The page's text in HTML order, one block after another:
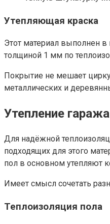
Утепляющая краска
Этот материал выполнен
толщиной 1 мм по
Покрытие не мешает
металлических и
Утепление
Для надёжной
подходящих для этого
пол в основном утепляют
Имеет смысл сочетать
Теплоизоляция пола